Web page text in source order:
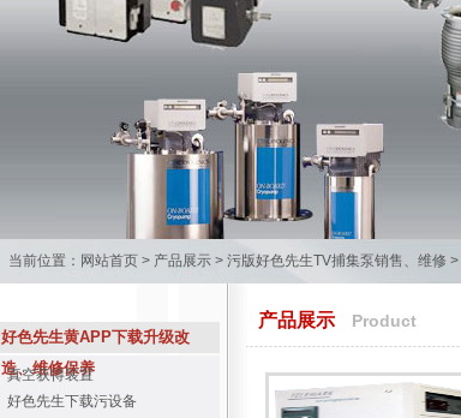
当前位置： 网站首页 > 产品展示 > 污版好色先生TV捕集泵销售、维修 >
好色先生黄APP下载升级改
造、维修保养
真空获得装置
好色先生下载污设备
产品展示 Product